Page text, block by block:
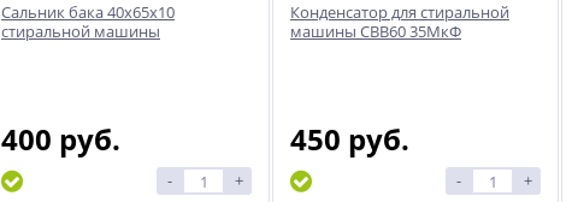
Сальник бака 40x65x10
стиральной машины
400 руб.
- +
Конденсатор для стиральной
машины СВВ60 35МкФ
450 руб.
- +